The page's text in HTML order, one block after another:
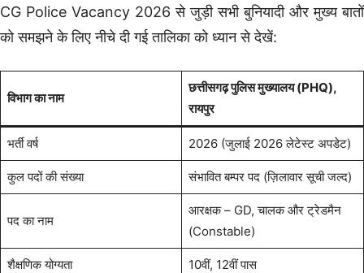
CG Police Vacancy 2026 से जुड़ी सभी बुनियादी और मुख्य बातों
को समझने के लिए नीचे दी गई तालिका को ध्यान से देखें:
विभाग का नाम
छत्तीसगढ़ पुलिस मुख्यालय (PHQ),
रायपुर
भर्ती वर्ष 2026 (जुलाई 2026 लेटेस्ट अपडेट)
कुल पदों की संख्या संभावित बम्पर पद (ज़िलावार सूची जल्द)
पद का नाम
आरक्षक – GD, चालक और ट्रेडमैन
(Constable)
शैक्षणिक योग्यता 10वीं, 12वीं पास